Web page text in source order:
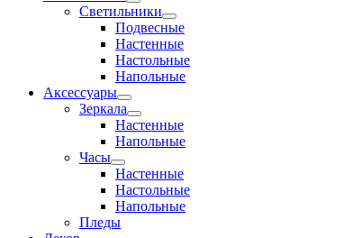
Светильники
Подвесные
Настенные
Настольные
Напольные
Аксессуары
Зеркала
Настенные
Напольные
Часы
Настенные
Настольные
Напольные
Пледы